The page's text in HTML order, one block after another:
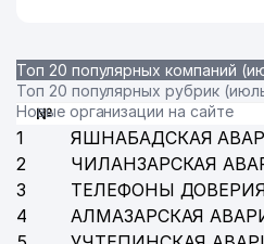
33 ТАШКЕНТСКИЙ
PREMIUM COFFEE
IHTIO SERVIS-SO ООО
СОЮЗ АРХИТЕКТОРОВ
Топ 20 популярных компаний
Топ 20 популярных рубрик
Новые организации на сайте
№
1 ЯШНАБАДСКАЯ
2
ЧИЛАНЗАРСКАЯ
3
ТЕЛЕФОНЫ
4
АЛМАЗАРСКАЯ